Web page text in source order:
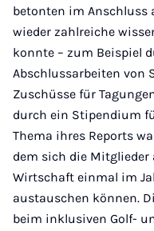
betonten im Anschluss
wieder zahlreiche
konnte – zum Beispiel
Abschlussarbeiten von
Zuschüsse für
durch ein Stipendium
Thema ihres Reports
dem sich die
Wirtschaft einmal im
austauschen können.
beim inklusiven Golf-